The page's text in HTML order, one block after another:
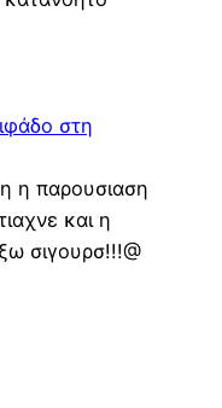
στη
η παρουσιαση
και η
σιγουρσ!!!@